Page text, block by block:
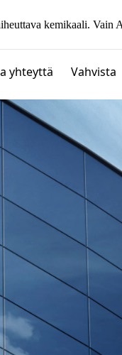
kemikaali.
yhteyttä Vahvista